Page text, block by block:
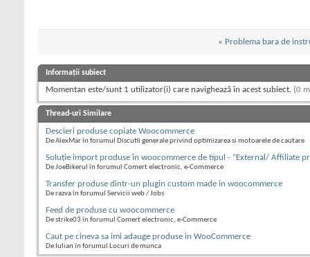
« Problema bara de
Informații subiect
Momentan este/sunt 1 utilizator(i) care navighează în acest subiect. (0
Thread-uri Similare
Descieri produse copiate Woocommerce
De AlexMar în forumul Discutii generale privind optimizarea si motoarele de cautare
Soluție import produse în woocommerce de tipul - ”External/ Affiliate
De JoeBikerul în forumul Comert electronic, e-Commerce
Transfer produse dintr-un plugin custom made in woocommerce
De razva în forumul Servicii web / Jobs
Feed de produse cu woocommerce
De strike03 în forumul Comert electronic, e-Commerce
Caut pe cineva sa imi adauge produse in WooCommerce
De Iulian în forumul Locuri de munca